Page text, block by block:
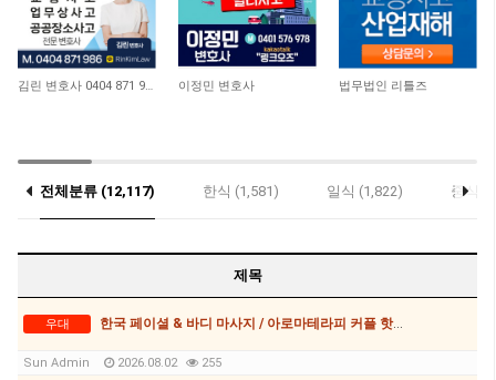
11,653 김린 변호사 0404 871 986 10,045
이정민 변호사 9,457
법무법인 리틀즈
전체분류 (12,117) 한식 (1,581) 일식 (1,822) 중식
제목
우대 한국 페이셜 & 바디 마사지 / 아로마테라피 커플 핫스톤 마사지
Sun Admin 2026.08.02 255